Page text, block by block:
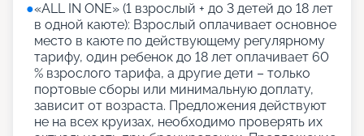
●«АLL IN ONE» (1 взрослый + до 3 детей до 18 лет
в одной каюте): Взрослый оплачивает основное
место в каюте по действующему регулярному
тарифу, один ребенок до 18 лет оплачивает 60
% взрослого тарифа, а другие дети – только
портовые сборы или минимальную доплату,
зависит от возраста. Предложения действуют
не на всех круизах, необходимо проверять их